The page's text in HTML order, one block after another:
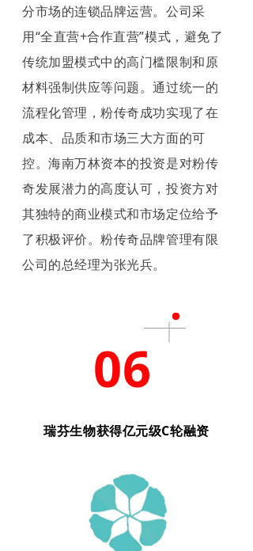
分市场的连锁品牌运营。公司采
用“全直营+合作直营”模式，避免了
传统加盟模式中的高门槛限制和原
材料强制供应等问题。通过统一的
流程化管理，粉传奇成功实现了在
成本、品质和市场三大方面的可
控。海南万林资本的投资是对粉传
奇发展潜力的高度认可，投资方对
其独特的商业模式和市场定位给予
了积极评价。粉传奇品牌管理有限
公司的总经理为张光兵。
06
瑞芬生物获得亿元级C轮融资